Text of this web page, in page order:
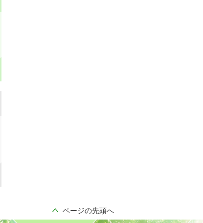
ページの先頭へ